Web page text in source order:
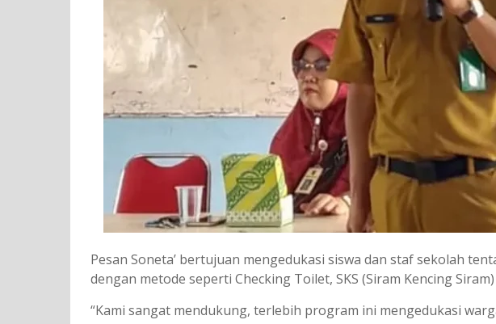
Pesan Soneta’ bertujuan mengedukasi siswa dan staf sekolah
dengan metode seperti Checking Toilet, SKS (Siram Kencing
“Kami sangat mendukung, terlebih program ini mengedukasi